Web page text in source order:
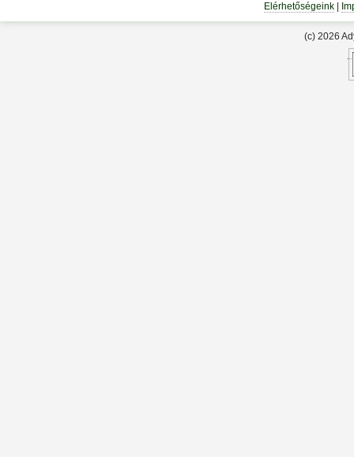
Elérhetőségeink|
(c) 2026